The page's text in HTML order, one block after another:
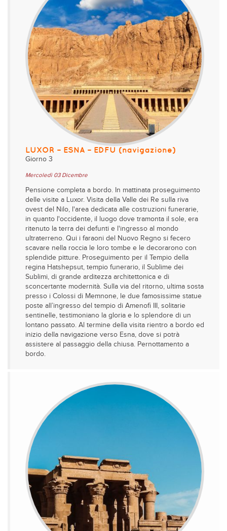
LUXOR – ESNA – EDFU (navigazione)
Giorno 3
Mercoledì 03 Dicembre
Pensione completa a bordo. In mattinata proseguimento
delle visite a Luxor. Visita della Valle dei Re sulla riva
ovest del Nilo, l'area dedicata alle costruzioni funerarie,
in quanto l'occidente, il luogo dove tramonta il sole, era
ritenuto la terra dei defunti e l'ingresso al mondo
ultraterreno. Qui i faraoni del Nuovo Regno si fecero
scavare nella roccia le loro tombe e le decorarono con
splendide pitture. Proseguimento per il Tempio della
regina Hatshepsut, tempio funerario, il Sublime dei
Sublimi, di grande arditezza architettonica e di
sconcertante modernità. Sulla via del ritorno, ultima sosta
presso i Colossi di Memnone, le due famosissime statue
poste all’ingresso del tempio di Amenofi III, solitarie
sentinelle, testimoniano la gloria e lo splendore di un
lontano passato. Al termine della visita rientro a bordo ed
inizio della navigazione verso Esna, dove si potrà
assistere al passaggio della chiusa. Pernottamento a
bordo.